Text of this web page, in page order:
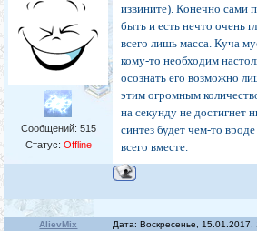
Сообщений: 515
Статус: Offline
извините). Конечно сами
быть и есть нечто очень
всего лишь масса. Куча
кому-то необходим
осознать его возможно
этим огромным
на секунду не достигнет
синтез будет чем-то
всего вместе.
AlievMix Дата: Воскресенье,